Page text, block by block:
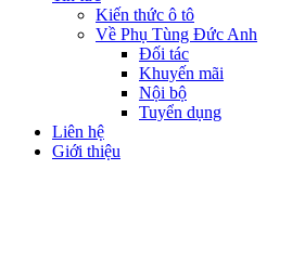
Kiến thức ô tô
Về Phụ Tùng Đức Anh
Đối tác
Khuyến mãi
Nội bộ
Tuyển dụng
Liên hệ
Giới thiệu